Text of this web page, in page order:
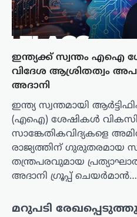
ഇന്ത്യക്ക് സ്വന്തം എഐ
വിദേശ ആശ്രിതത്വം
അദാനി
ഇന്ത്യ സ്വന്തമായി
(എഐ) ശേഷികൾ
സാങ്കേതികവിദ്യകളെ
രാജ്യത്തിന് ഗുരുതരമായ
തന്ത്രപരവുമായ
അദാനി ഗ്രൂപ്പ് ചെയർമാൻ…
മറുപടി